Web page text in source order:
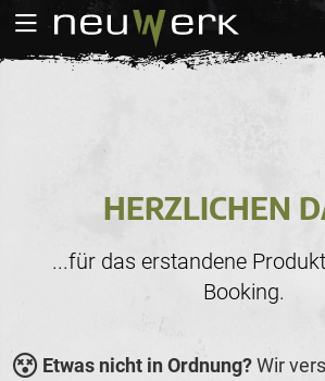
HERZLICHEN
...für das erstandene
Booking.
Etwas nicht in Ordnung?Wir